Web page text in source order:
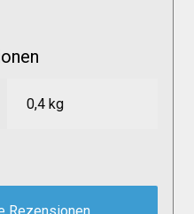
0,4 kg
Rezensionen.